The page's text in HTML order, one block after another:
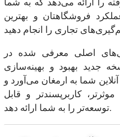
را ارائه می‌دهد که به شما
فروشگاهتان و بهترین
اصلی معرفی شده در
نسخه جدید بهبود و بهینه‌سازی
شما به ارمغان می‌آورد و
کاربرپسندتر و قابل
توسعه‌تر را به شما ارائه دهد.